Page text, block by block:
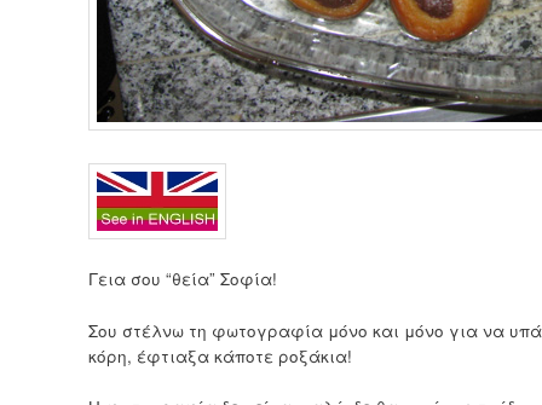
Γεια σου “θεία” Σοφία!
Σου στέλνω τη φωτογραφία μόνο και μόνο για να
κόρη, έφτιαξα κάποτε ροξάκια!